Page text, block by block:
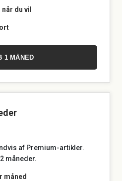
du vil
1 MÅNED
af Premium-artikler.
måneder.
måned